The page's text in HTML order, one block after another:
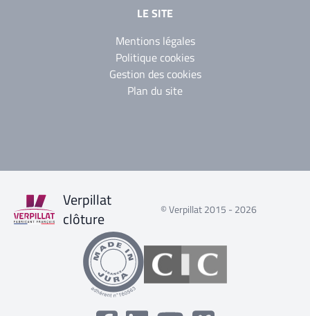
LE SITE
Mentions légales
Politique cookies
Gestion des cookies
Plan du site
Verpillat
clôture
© Verpillat 2015 - 2026